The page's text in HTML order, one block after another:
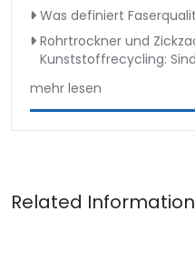
Was definiert
Rohrtrockner und
Kunststoffrecycling:
mehr lesen